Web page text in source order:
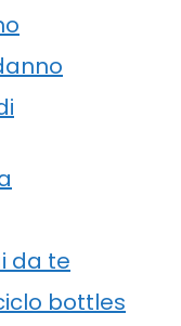
da te
bottles